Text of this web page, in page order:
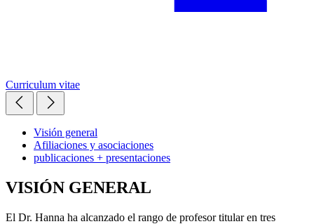
Curriculum vitae
Visión general
Afiliaciones y asociaciones
publicaciones + presentaciones
VISIÓN GENERAL
El Dr. Hanna ha alcanzado el rango de profesor titular en tres